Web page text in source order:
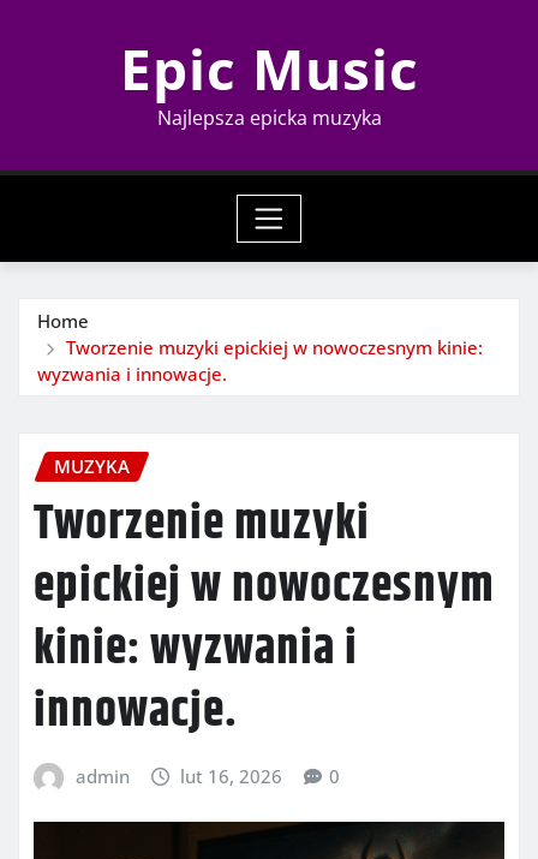
Epic Music
Najlepsza epicka muzyka
Home
Tworzenie muzyki epickiej w nowoczesnym kinie:
wyzwania i innowacje.
MUZYKA
Tworzenie muzyki
epickiej w nowoczesnym
kinie: wyzwania i
innowacje.
admin lut 16, 2026 0